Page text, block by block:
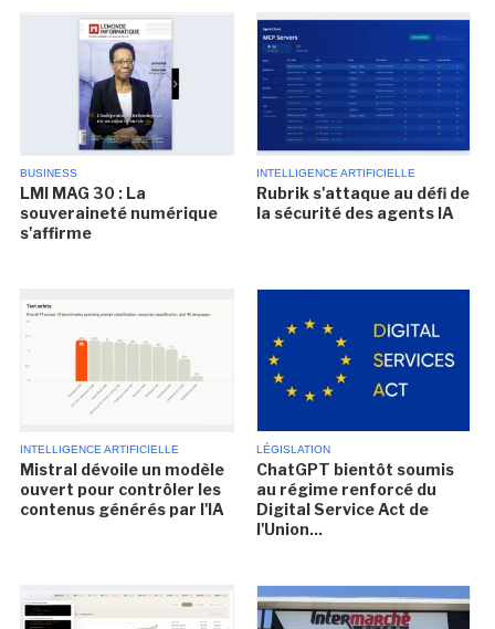
BUSINESS
LMI MAG 30 : La
souveraineté numérique
s'affirme
INTELLIGENCE ARTIFICIELLE
Rubrik s'attaque au défi de
la sécurité des agents IA
INTELLIGENCE ARTIFICIELLE
Mistral dévoile un modèle
ouvert pour contrôler les
contenus générés par l'IA
LÉGISLATION
ChatGPT bientôt soumis
au régime renforcé du
Digital Service Act de
l'Union...